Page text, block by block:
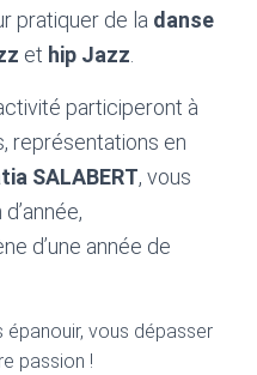
pratiquer de la danse
et hip Jazz.
participeront à
représentations en
SALABERT, vous
d’une année de
épanouir, vous dépasser
passion !